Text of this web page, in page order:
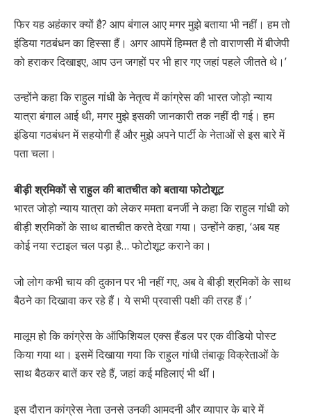
फिर यह अहंकार क्यों है? आप बंगाल आए मगर मुझे बताया भी नहीं। हम तो
इंडिया गठबंधन का हिस्सा हैं। अगर आपमें हिम्मत है तो वाराणसी में बीजेपी
को हराकर दिखाइए, आप उन जगहों पर भी हार गए जहां पहले जीतते थे।’
उन्होंने कहा कि राहुल गांधी के नेतृत्व में कांग्रेस की भारत जोड़ो न्याय
यात्रा बंगाल आई थी, मगर मुझे इसकी जानकारी तक नहीं दी गई। हम
इंडिया गठबंधन में सहयोगी हैं और मुझे अपने पार्टी के नेताओं से इस बारे में
पता चला।
बीड़ी श्रमिकों से राहुल की बातचीत को बताया फोटोशूट
भारत जोड़ो न्याय यात्रा को लेकर ममता बनर्जी ने कहा कि राहुल गांधी को
बीड़ी श्रमिकों के साथ बातचीत करते देखा गया। उन्होंने कहा, ‘अब यह
कोई नया स्टाइल चल पड़ा है… फोटोशूट कराने का।
जो लोग कभी चाय की दुकान पर भी नहीं गए, अब वे बीड़ी श्रमिकों के साथ
बैठने का दिखावा कर रहे हैं। ये सभी प्रवासी पक्षी की तरह हैं।’
मालूम हो कि कांग्रेस के ऑफिशियल एक्स हैंडल पर एक वीडियो पोस्ट
किया गया था। इसमें दिखाया गया कि राहुल गांधी तंबाकू विक्रेताओं के
साथ बैठकर बातें कर रहे हैं, जहां कई महिलाएं भी थीं।
इस दौरान कांग्रेस नेता उनसे उनकी आमदनी और व्यापार के बारे में